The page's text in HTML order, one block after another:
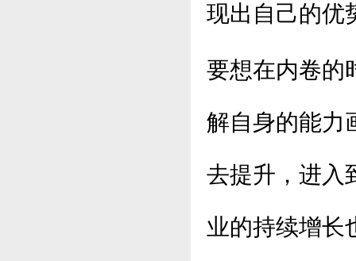
现出自己的优
要想在内卷的
解自身的能力
去提升，进入
业的持续增长